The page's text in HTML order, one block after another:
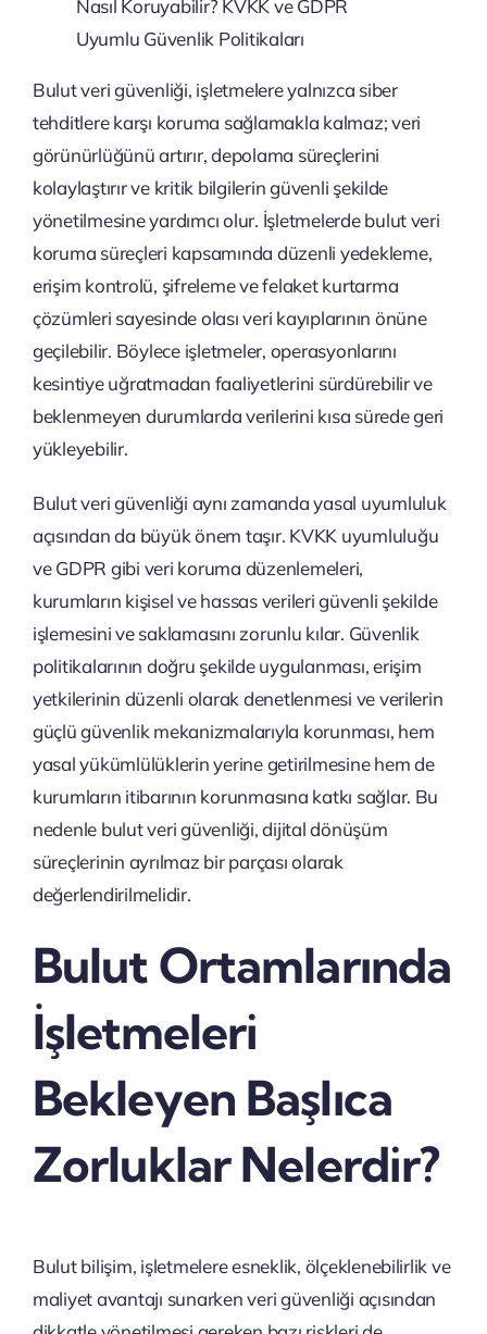
Bulut veri güvenliği, işletmelere yalnızca siber
tehditlere karşı koruma sağlamakla kalmaz; veri
görünürlüğünü artırır, depolama süreçlerini
kolaylaştırır ve kritik bilgilerin güvenli şekilde
yönetilmesine yardımcı olur. İşletmelerde bulut veri
koruma süreçleri kapsamında düzenli yedekleme,
erişim kontrolü, şifreleme ve felaket kurtarma
çözümleri sayesinde olası veri kayıplarının önüne
geçilebilir. Böylece işletmeler, operasyonlarını
kesintiye uğratmadan faaliyetlerini sürdürebilir ve
beklenmeyen durumlarda verilerini kısa sürede geri
yükleyebilir.
Bulut veri güvenliği aynı zamanda yasal uyumluluk
açısından da büyük önem taşır. KVKK uyumluluğu
ve GDPR gibi veri koruma düzenlemeleri,
kurumların kişisel ve hassas verileri güvenli şekilde
işlemesini ve saklamasını zorunlu kılar. Güvenlik
politikalarının doğru şekilde uygulanması, erişim
yetkilerinin düzenli olarak denetlenmesi ve verilerin
güçlü güvenlik mekanizmalarıyla korunması, hem
yasal yükümlülüklerin yerine getirilmesine hem de
kurumların itibarının korunmasına katkı sağlar. Bu
nedenle bulut veri güvenliği, dijital dönüşüm
süreçlerinin ayrılmaz bir parçası olarak
değerlendirilmelidir.
Bulut Ortamlarında
İşletmeleri
Bekleyen Başlıca
Zorluklar Nelerdir?
Bulut bilişim, işletmelere esneklik, ölçeklenebilirlik ve
maliyet avantajı sunarken veri güvenliği açısından